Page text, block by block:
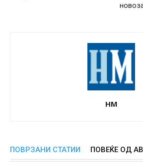
НМ
ПОВРЗАНИ СТАТИИ ПОВЕЌЕ ОД